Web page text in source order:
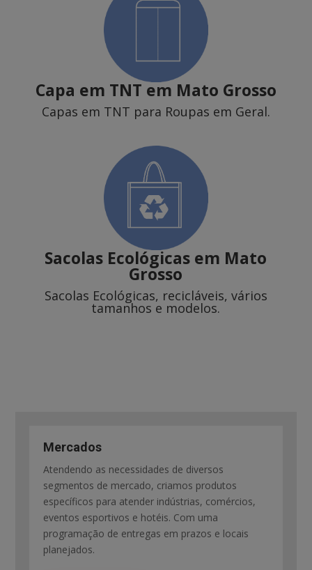
Capa em TNT em Mato Grosso
Capas em TNT para Roupas em Geral.
Sacolas Ecológicas em Mato
Grosso
Sacolas Ecológicas, recicláveis, vários
tamanhos e modelos.
Mercados
Atendendo as necessidades de diversos
segmentos de mercado, criamos produtos
específicos para atender indústrias, comércios,
eventos esportivos e hotéis. Com uma
programação de entregas em prazos e locais
planejados.